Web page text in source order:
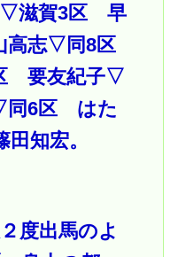
▽滋賀3区 早
高志▽同8区
要友紀子▽
同6区 はた
知宏。
度出馬のよ